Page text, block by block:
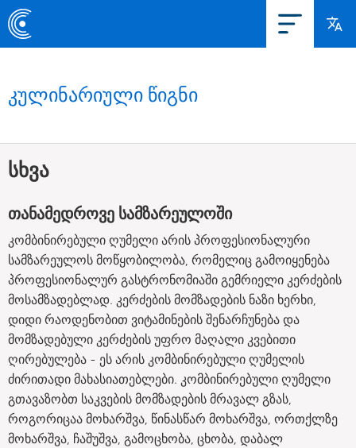
კულინარიული წიგნი
სხვა
თანამედროვე სამზარეულოში
კომბინირებული ღუმელი არის პროფესიონალური
სამზარეულოს მოწყობილობა, რომელიც გამოიყენება
პროფესიონალურ გასტრონომიაში გემრიელი კერძების
მოსამზადებლად. კერძების მომზადების ნაზი ხერხი,
დიდი რაოდენობით ვიტამინების შენარჩუნება და
მომზადებული კერძების უფრო მაღალი კვებითი
ღირებულება - ეს არის კომბინირებული ღუმელის
ძირითადი მახასიათებლები. კომბინირებული ღუმელი
გთავაზობთ საკვების მომზადების მრავალ გზას,
როგორიცაა მოხარშვა, წინასწარ მოხარშვა, ორთქლზე
მოხარშვა, ჩაშუშვა, გამოცხობა, ცხობა, დაბალ